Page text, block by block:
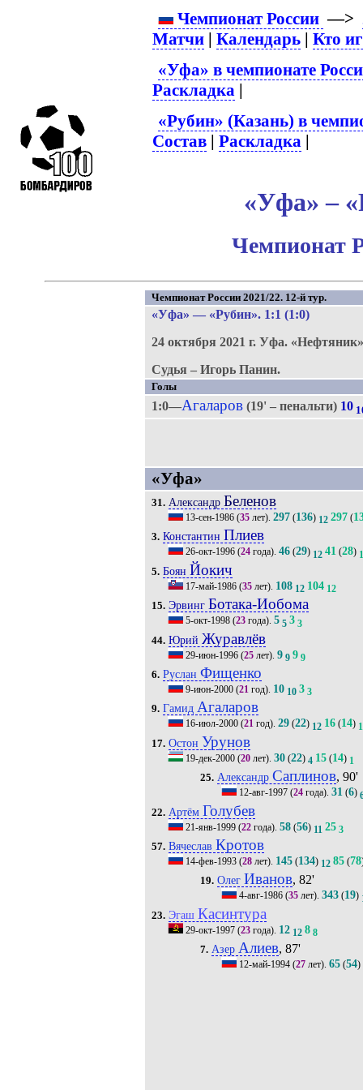
Чемпионат России —>
Матчи |Календарь |Кто
«Уфа» в чемпионате
Раскладка |
«Рубин» (Казань) в
Состав |Раскладка |
«Уфа» –
Чемпионат
Чемпионат России 2021/22. 12-й тур.
«Уфа» — «Рубин». 1:1 (1:0)
24 октября 2021 г. Уфа.
Судья – Игорь Панин.
Голы
1:0—Агаларов(19' – пенальти) 10
«Уфа»
31. Александр Беленов
13-сен-1986(35лет). 297(136) 12 297(
3. Константин Плиев
26-окт-1996(24года). 46(29) 12 41(28)
5. Боян Йокич
17-май-1986(35лет). 108 12 104 12
15. Эрвинг Ботака-Иобома
5-окт-1998(23года). 5 5 3 3
44. Юрий Журавлёв
29-июн-1996(25лет). 9 9 9 9
6. Руслан Фищенко
9-июн-2000(21год). 10 10 3 3
9. Гамид Агаларов
16-июл-2000(21год). 29(22) 12 16(14)
17. Остон Урунов
19-дек-2000(20лет). 30(22) 4 15(14) 1
25. Александр Саплинов, 90'
12-авг-1997 (24 года).31 (6)
22. Артём Голубев
21-янв-1999(22года). 58(56) 11 25 3
57. Вячеслав Кротов
14-фев-1993(28лет). 145(134) 12 85(78
19. Олег Иванов, 82'
4-авг-1986 (35 лет).343 (19)
23. Эгаш Касинтура
29-окт-1997(23года). 12 12 8 8
7. Азер Алиев, 87'
12-май-1994 (27 лет).65 (54)